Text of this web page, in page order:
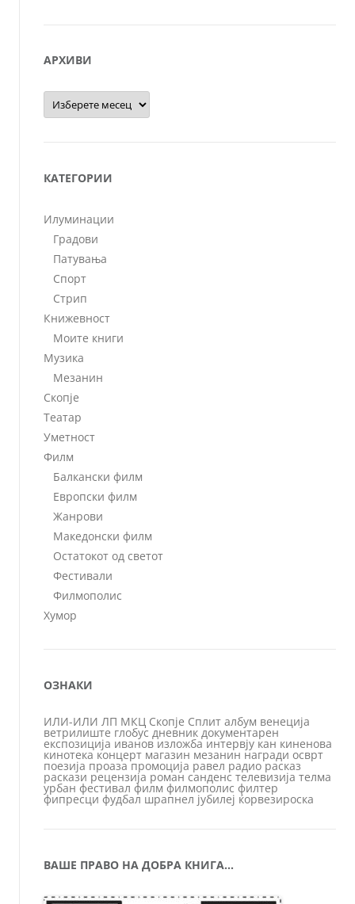
АРХИВИ
Архиви
КАТЕГОРИИ
Илуминации
Градови
Патувања
Спорт
Стрип
Книжевност
Моите книги
Музика
Мезанин
Скопје
Театар
Уметност
Филм
Балкански филм
Европски филм
Жанрови
Македонски филм
Остатокот од светот
Фестивали
Филмополис
Хумор
ОЗНАКИ
ИЛИ-ИЛИ ЛП МКЦ Скопје Сплит албум венеција
ветрилиште глобус дневник документарен
експозиција иванов изложба интервју кан киненова
кинотека концерт магазин мезанин награди осврт
поезија проаза промоција равел радио расказ
раскази рецензија роман санденс телевизија телма
урбан фестивал филм филмополис филтер
фипресци фудбал шрапнел јубилеј ќорвезироска
ВАШЕ ПРАВО НА ДОБРА КНИГА…